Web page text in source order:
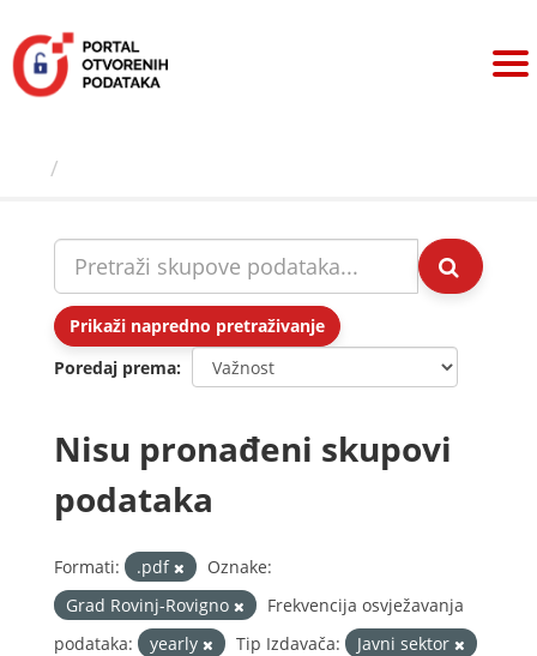
sadržaj
Prikaži napredno pretraživanje
Poredaj prema
Nisu pronađeni skupovi
podataka
Formati: .pdf
Oznake:
Grad Rovinj-Rovigno
Frekvencija osvježavanja
podataka:
yearly Tip Izdavača:
Javni sektor